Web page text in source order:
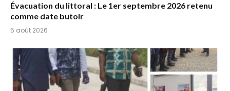
Évacuation du littoral : Le 1er septembre 2026 retenu
comme date butoir
5 août 2026